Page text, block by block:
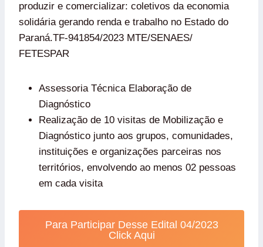
produzir e comercializar: coletivos da economia
solidária gerando renda e trabalho no Estado do
Paraná.TF-941854/2023 MTE/SENAES/
FETESPAR
Assessoria Técnica Elaboração de
Diagnóstico
Realização de 10 visitas de Mobilização e
Diagnóstico junto aos grupos, comunidades,
instituições e organizações parceiras nos
territórios, envolvendo ao menos 02 pessoas
em cada visita
Para Participar Desse Edital 04/2023
Click Aqui